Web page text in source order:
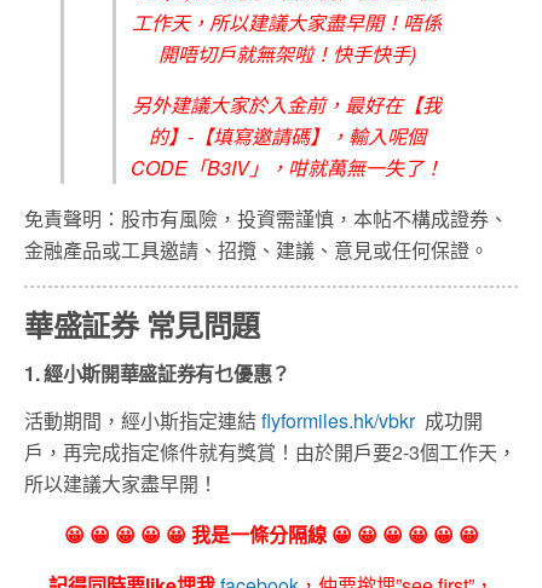
工作天，所以建議大家盡早開！唔係
開唔切戶就無架啦！快手快手)
另外建議大家於入金前，最好在【我
的】-【填寫邀請碼】，輸入呢個
CODE「B3IV」，咁就萬無一失了！
免責聲明：股市有風險，投資需謹慎，本帖不構成證券、
金融產品或工具邀請、招攬、建議、意見或任何保證。
華盛証券 常見問題
1. 經小斯開華盛証券有乜優惠？
活動期間，經小斯指定連結flyformiles.hk/vbkr 成功開
戶，再完成指定條件就有獎賞！由於開戶要2-3個工作天，
所以建議大家盡早開！
😀 😀 😀 😀 😀 我是一條分隔線 😀 😀 😀 😀 😀 😀